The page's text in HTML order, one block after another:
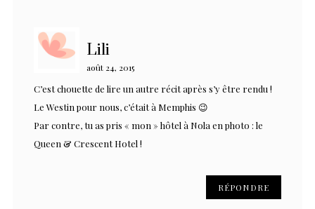
Lili
août 24, 2015
C’est chouette de lire un autre récit après s’y être rendu !
Le Westin pour nous, c’était à Memphis 😉
Par contre, tu as pris « mon » hôtel à Nola en photo : le
Queen & Crescent Hotel !
RÉPONDRE